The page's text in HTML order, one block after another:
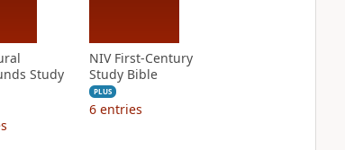
Study
NIV First-Century
Study Bible
PLUS
6 entries